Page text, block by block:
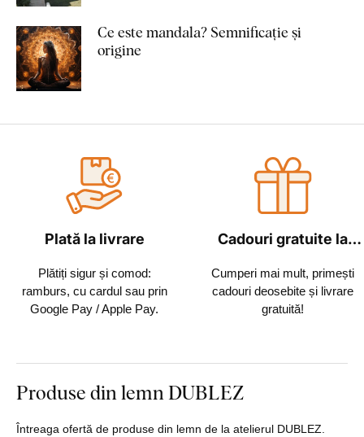
Ce este mandala? Semnificație și
origine
Plată la livrare
Plătiți sigur și comod:
ramburs, cu cardul sau prin
Google Pay / Apple Pay.
Cadouri gratuite la
Cumperi mai mult, primești
cadouri deosebite și livrare
gratuită!
Produse din lemn DUBLEZ
Întreaga ofertă de produse din lemn de la atelierul DUBLEZ.